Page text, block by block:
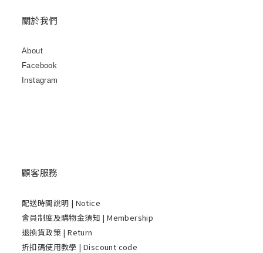
關於我們
About
Facebook
Instagram
顧客服務
配送時間說明 | Notice
會員制度及購物金須知 | Membership
退換貨政策 | Return
折扣碼使用教學 | Discount code